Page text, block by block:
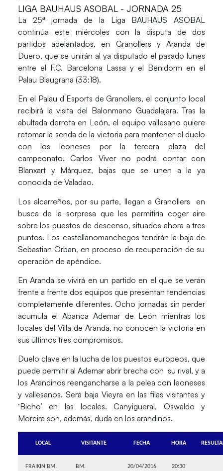
LIGA BAUHAUS ASOBAL - JORNADA 25
La 25ª jornada de la Liga BAUHAUS ASOBAL
continúa este miércoles con la disputa de dos
partidos adelantados, en Granollers y Aranda de
Duero, que se unirán al ya disputado el pasado lunes
entre el F.C. Barcelona Lassa y el Benidormen el
Palau Blaugrana (33:18).
En el Palau d´Esports de Granollers, el conjunto local
recibirá la visita del Balonmano Guadalajara. Tras la
abultada derrota en León, el equipo vallesano quiere
retomar la senda de la victoria para mantener el duelo
con los leoneses por la tercera plaza del
campeonato.Carlos Viverno podrá contar con
Blanxarty Márquez, bajas que se unen a la ya
conocida de Valadao.
Los alcarreños, por su parte, llegan a Granollers
en
busca de la sorpresa que les permitiría coger aire
sobre los puestos de descenso, situados ahora a tres
puntos. Los castellanomanchegos tendrán la baja de
Sebastian Orban, en proceso de recuperación de su
operación de apéndice.
En Aranda se vivirá en un partido en el que se verán
frente a frente dos equipos que presentan tendencias
completamente diferentes. Ocho jornadas sin perder
acumula elAbanca Ademar de León mientras los
locales del Villa de Aranda, no conocen la victoria en
sus últimos tres compromisos.
Duelo clave en la lucha de los puestos europeos, que
puede permitir al Ademar abrir brecha con su rival, y a
los Arandinos reengancharse a la pelea con leoneses
y vallesanos. Será baja Vieyra en las filas visitantes y
‘Bicho’ en las locales.Canyigueral, Oswaldo y
Moreira son, además, duda en los arandinos.
LOCAL VISITANTE FECHA HORA
FRAIKIN BM. BM. 20/04/2016 20:30